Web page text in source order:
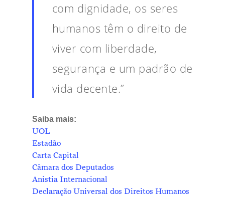
com dignidade, os seres
humanos têm o direito de
viver com liberdade,
segurança e um padrão de
vida decente.”
Saiba mais:
UOL
Estadão
Carta Capital
Câmara dos Deputados
Anistia Internacional
Declaração Universal dos Direitos Humanos